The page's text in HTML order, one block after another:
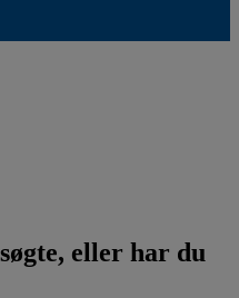
eller har du